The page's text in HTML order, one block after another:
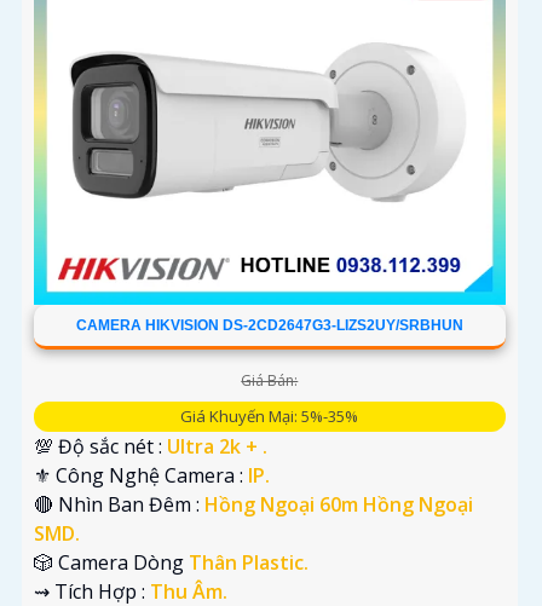
CAMERA HIKVISION DS-2CD2647G3-LIZS2UY/SRBHUN
Giá Bán:
Giá Khuyến Mại: 5%-35%
💯 Độ sắc nét : Ultra 2k + .
⚜️ Công Nghệ Camera : IP.
🔴 Nhìn Ban Đêm : Hồng Ngoại 60m Hồng Ngoại
SMD.
🎲 Camera Dòng Thân Plastic.
️⇝ Tích Hợp : Thu Âm.